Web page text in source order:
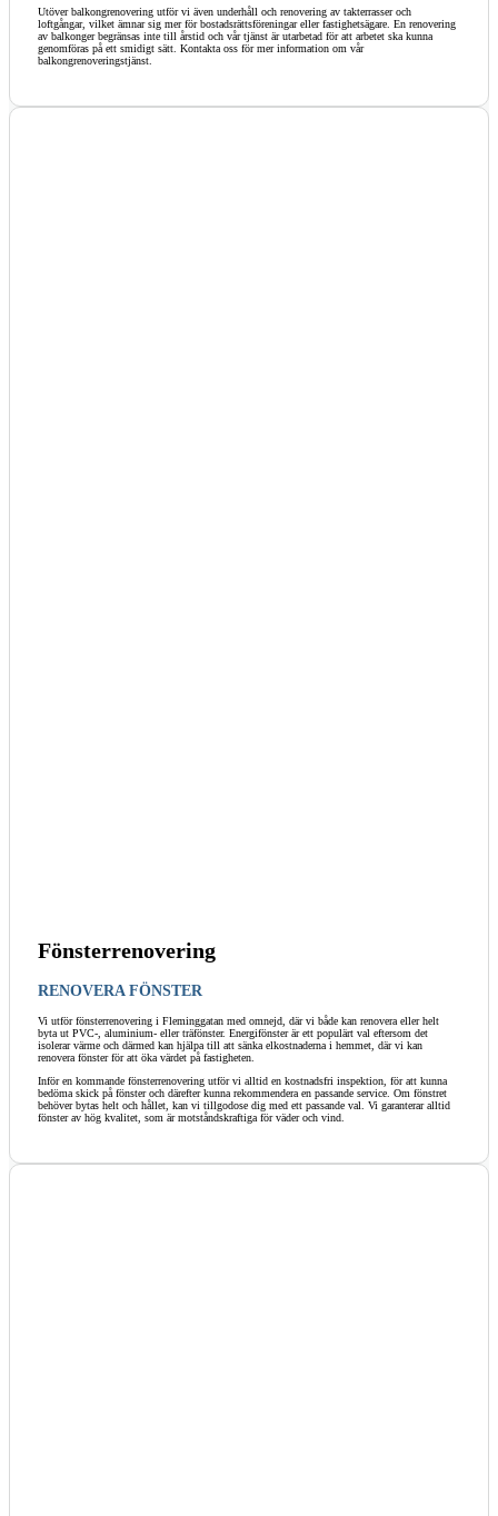
Utöver balkongrenovering utför vi även underhåll och renovering av takterrasser och
loftgångar, vilket ämnar sig mer för bostadsrättsföreningar eller fastighetsägare. En renovering
av balkonger begränsas inte till årstid och vår tjänst är utarbetad för att arbetet ska kunna
genomföras på ett smidigt sätt. Kontakta oss för mer information om vår
balkongrenoveringstjänst.
Fönsterrenovering
RENOVERA FÖNSTER
Vi utför fönsterrenovering i Fleminggatan med omnejd, där vi både kan renovera eller helt
byta ut PVC-, aluminium- eller träfönster. Energifönster är ett populärt val eftersom det
isolerar värme och därmed kan hjälpa till att sänka elkostnaderna i hemmet, där vi kan
renovera fönster för att öka värdet på fastigheten.
Inför en kommande fönsterrenovering utför vi alltid en kostnadsfri inspektion, för att kunna
bedöma skick på fönster och därefter kunna rekommendera en passande service. Om fönstret
behöver bytas helt och hållet, kan vi tillgodose dig med ett passande val. Vi garanterar alltid
fönster av hög kvalitet, som är motståndskraftiga för väder och vind.